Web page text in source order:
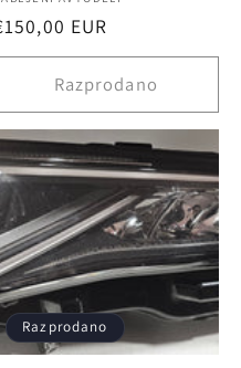
EUR
Razprodano
Razprodano